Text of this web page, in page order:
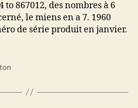
to 867012, des nombres à 6
le miens en a 7. 1960
de série produit en janvier.